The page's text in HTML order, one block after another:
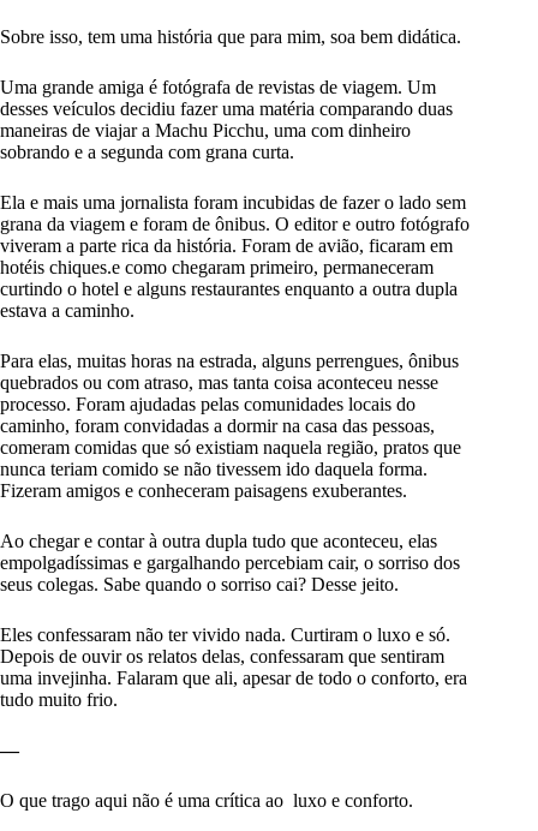
Sobre isso, tem uma história que para mim, soa bem didática.
Uma grande amiga é fotógrafa de revistas de viagem. Um
desses veículos decidiu fazer uma matéria comparando duas
maneiras de viajar a Machu Picchu, uma com dinheiro
sobrando e a segunda com grana curta.
Ela e mais uma jornalista foram incubidas de fazer o lado sem
grana da viagem e foram de ônibus. O editor e outro fotógrafo
viveram a parte rica da história. Foram de avião, ficaram em
hotéis chiques.e como chegaram primeiro, permaneceram
curtindo o hotel e alguns restaurantes enquanto a outra dupla
estava a caminho.
Para elas, muitas horas na estrada, alguns perrengues, ônibus
quebrados ou com atraso, mas tanta coisa aconteceu nesse
processo. Foram ajudadas pelas comunidades locais do
caminho, foram convidadas a dormir na casa das pessoas,
comeram comidas que só existiam naquela região, pratos que
nunca teriam comido se não tivessem ido daquela forma.
Fizeram amigos e conheceram paisagens exuberantes.
Ao chegar e contar à outra dupla tudo que aconteceu, elas
empolgadíssimas e gargalhando percebiam cair, o sorriso dos
seus colegas. Sabe quando o sorriso cai? Desse jeito.
Eles confessaram não ter vivido nada. Curtiram o luxo e só.
Depois de ouvir os relatos delas, confessaram que sentiram
uma invejinha. Falaram que ali, apesar de todo o conforto, era
tudo muito frio.
—
O que trago aqui não é uma crítica ao luxo e conforto.